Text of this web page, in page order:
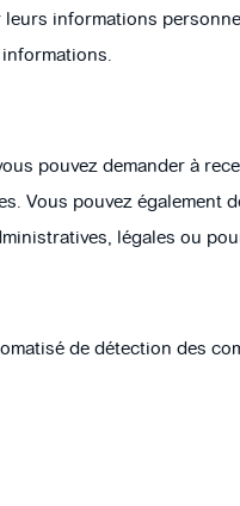
informations
pouvez demander à
Vous pouvez également
légales ou
de détection des